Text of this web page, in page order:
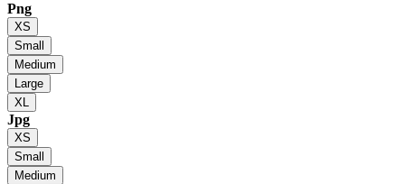
Png
XS
Small
Medium
Large
XL
Jpg
XS
Small
Medium